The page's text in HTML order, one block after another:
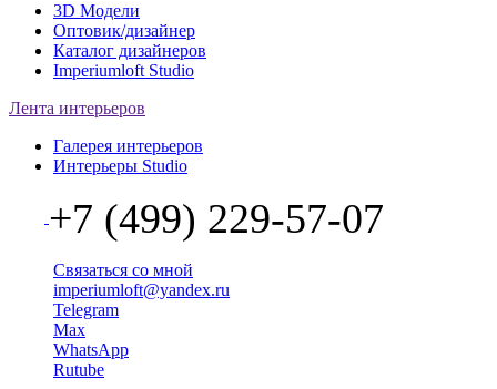
3D Модели
Оптовик/дизайнер
Каталог дизайнеров
Imperiumloft Studio
Лента интерьеров
Галерея интерьеров
Интерьеры Studio
+7 (499) 229-57-07
Связаться со мной
imperiumloft@yandex.ru
Telegram
Max
WhatsApp
Rutube